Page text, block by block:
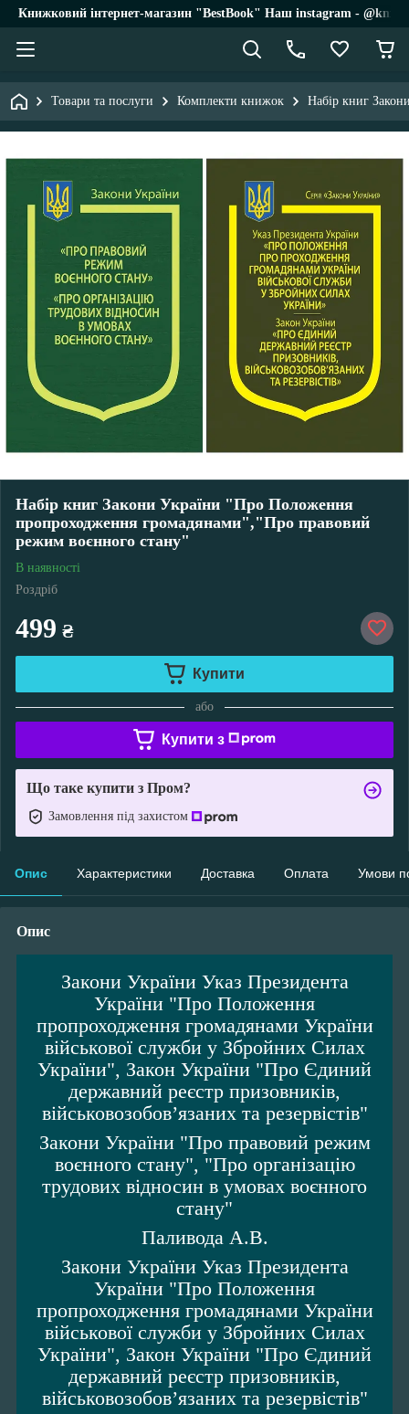
Книжковий інтернет-магазин "BestBook" Наш instagram -
Товари та послуги Комплекти книжок Набір книг
Набір книг Закони України "Про Положення
пропроходження громадянами","Про правовий
режим воєнного стану"
В наявності
Роздріб
499 ₴
Купити
або
Купити з
Що таке купити з Пром?
Замовлення під захистом
Опис Характеристики Доставка Оплата Умови
Опис
Закони України Указ Президента
України "Про Положення
пропроходження громадянами України
військової служби у Збройних Силах
України", Закон України "Про Єдиний
державний реєстр призовників,
військовозобов’язаних та резервістів"
Закони України "Про правовий режим
воєнного стану", "Про організацію
трудових відносин в умовах воєнного
стану"
Паливода А.В.
Закони України Указ Президента
України "Про Положення
пропроходження громадянами України
військової служби у Збройних Силах
України", Закон України "Про Єдиний
державний реєстр призовників,
військовозобов’язаних та резервістів"